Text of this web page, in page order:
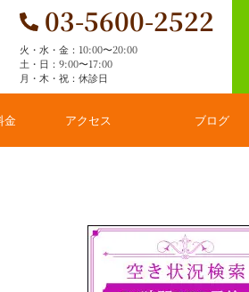
03-5600-2522
火・水・金：10:00〜20:00
土・日：9:00〜17:00
月・木・祝：休診日
金 アクセス ブログ